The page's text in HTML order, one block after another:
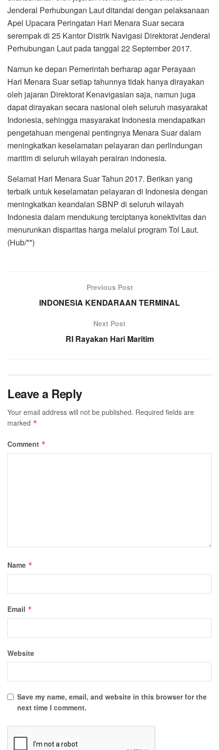
Jenderal Perhubungan Laut ditandai dengan pelaksanaan
Apel Upacara Peringatan Hari Menara Suar secara
serempak di 25 Kantor Distrik Navigasi Direktorat Jenderal
Perhubungan Laut pada tanggal 22 September 2017.
Namun ke depan Pemerintah berharap agar Perayaan
Hari Menara Suar setiap tahunnya tidak hanya dirayakan
oleh jajaran Direktorat Kenavigasian saja, namun juga
dapat dirayakan secara nasional oleh seluruh masyarakat
Indonesia, sehingga masyarakat Indonesia mendapatkan
pengetahuan mengenai pentingnya Menara Suar dalam
meningkatkan keselamatan pelayaran dan perlindungan
maritim di seluruh wilayah perairan indonesia.
Selamat Hari Menara Suar Tahun 2017. Berikan yang
terbaik untuk keselamatan pelayaran di Indonesia dengan
meningkatkan keandalan SBNP di seluruh wilayah
Indonesia dalam mendukung terciptanya konektivitas dan
menurunkan disparitas harga melalui program Tol Laut.
(Hub/**)
Previous Post
INDONESIA KENDARAAN TERMINAL
Next Post
RI Rayakan Hari Maritim
Leave a Reply
Your email address will not be published. Required fields are
marked *
Comment *
Name *
Email *
Website
Save my name, email, and website in this browser for the
next time I comment.